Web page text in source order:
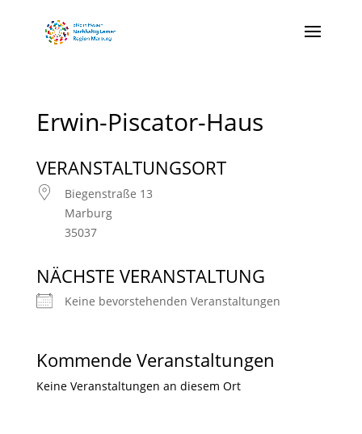
Erwin-Piscator-Haus
VERANSTALTUNGSORT
Biegenstraße 13
Marburg
35037
NÄCHSTE VERANSTALTUNG
Keine bevorstehenden Veranstaltungen
Kommende Veranstaltungen
Keine Veranstaltungen an diesem Ort